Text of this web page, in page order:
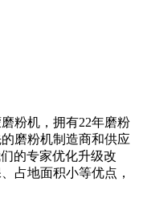
粉机，拥有22年磨粉
磨粉机制造商和供应
的专家优化升级改
占地面积小等优点，